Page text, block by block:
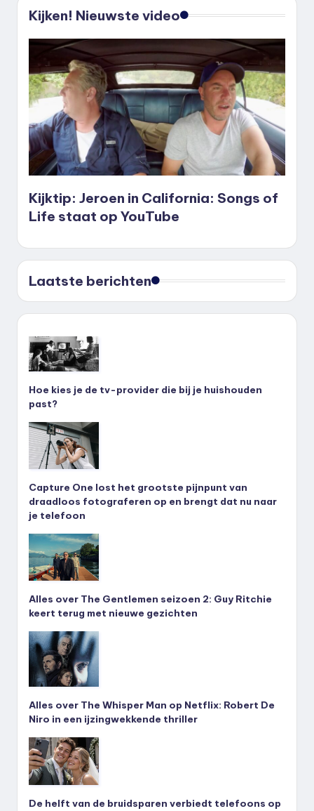
Kijken! Nieuwste video
Kijktip: Jeroen in California: Songs of
Life staat op YouTube
Laatste berichten
Hoe kies je de tv-provider die bij je huishouden
past?
Capture One lost het grootste pijnpunt van
draadloos fotograferen op en brengt dat nu naar
je telefoon
Alles over The Gentlemen seizoen 2: Guy Ritchie
keert terug met nieuwe gezichten
Alles over The Whisper Man op Netflix: Robert De
Niro in een ijzingwekkende thriller
De helft van de bruidsparen verbiedt telefoons op